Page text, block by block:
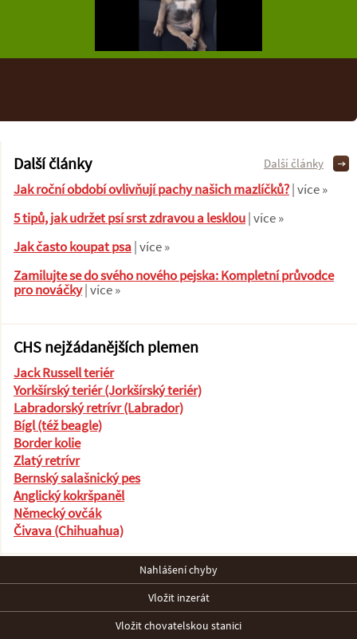
Další články
Jak roční období ovlivňují pachy našich mazlíčků?| více »
5 tipů, jak udržet psí srst zdravou a lesklou| více »
Jak často koupat psa| více »
Zamilujte se do svého nového pejska: Kompletní průvodce
pro nováčky| více »
Další články
CHS nejžádanějších plemen
Jack Russell teriér
Yorkšírský teriér (Jorkšírský teriér)
Labradorský retrívr (Labrador)
Bígl (též beagle)
Border kolie
Zlatý retrívr
Bernský salašnický pes
Anglický kokršpaněl
Německý ovčák
Čivava (Chihuahua)
Nahlášení chyby
Vložit inzerát
Vložit chovatelskou stanici